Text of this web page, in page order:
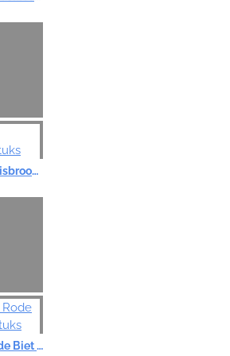
Knaagdiersnack Maisbroodjes - 4 stuks
Knaagdiersnack Rode Biet Broodjes - 4 stuks